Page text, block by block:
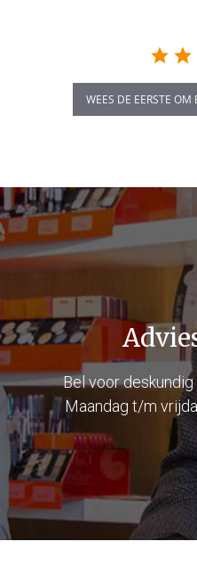
WEES DE EERSTE OM
Bel voor deskundig
Maandag t/m